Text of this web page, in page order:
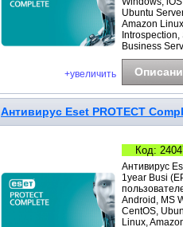
+увеличить
Ubuntu
Amazon
Business
Антивирус Eset PROTECT
Код:
Антивирус
1year Busi
Android, MS
CentOS,
Linux,